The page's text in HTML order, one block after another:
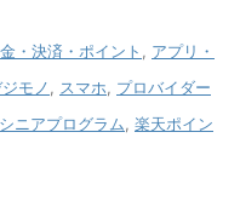
・決済・ポイント
アプリ・
モノ スマホ
プロバイダー
ニアプログラム 楽天ポイン